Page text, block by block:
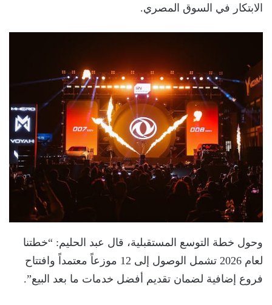
الابتكار في السوق المصري.
وحول خطة التوسع المستقبلية، قال عبد الحليم: “خطتنا
لعام 2026 تشمل الوصول إلى 12 موزعاً معتمداً وافتتاح
فروع إضافية لضمان تقديم أفضل خدمات ما بعد البيع”.